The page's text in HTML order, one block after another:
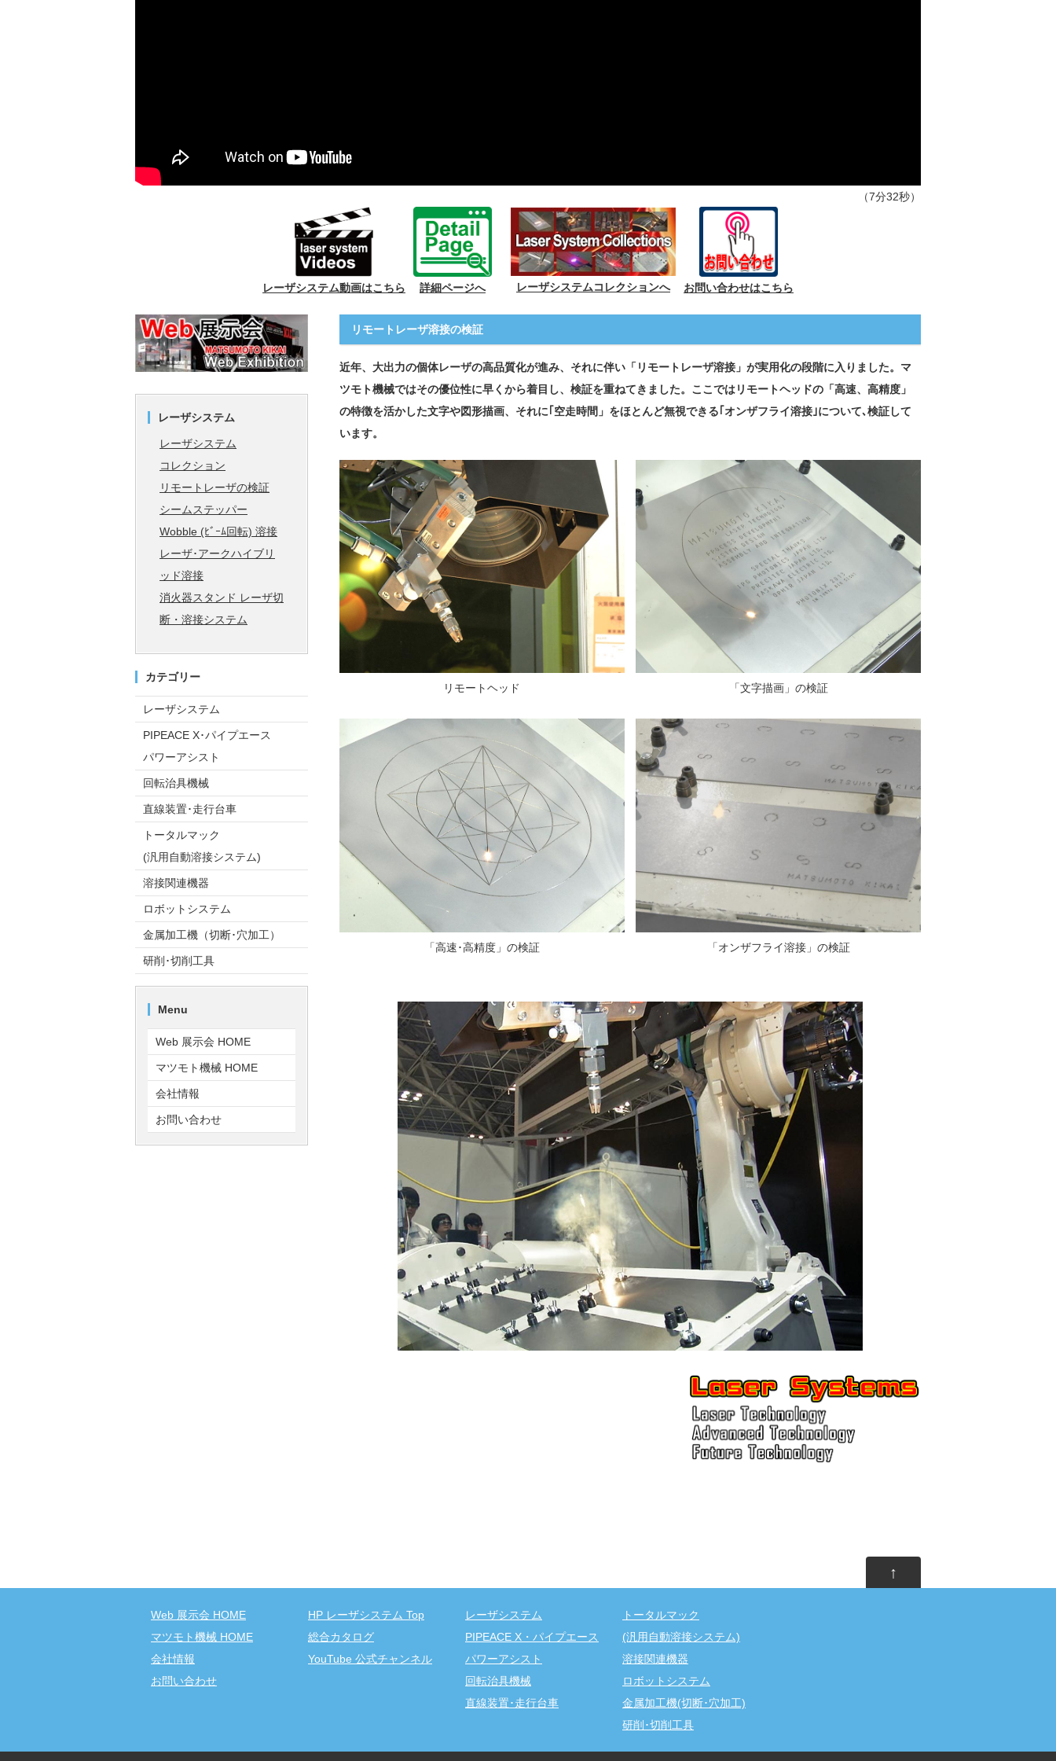
（7分32秒）
レーザシステム動画はこちら 詳細ページへ レーザシステムコレクションへ お問い合わせはこちら
リモートレーザ溶接の検証
近年、大出力の個体レーザの高品質化が進み、それに伴い「リモートレーザ溶接」が実用化の段階に入りました。マ
ツモト機械ではその優位性に早くから着目し、検証を重ねてきました。ここではリモートヘッドの「高速、高精度」
の特徴を活かした文字や図形描画、それに｢空走時間」をほとんど無視できる｢オンザフライ溶接｣について､検証して
います。
リモートヘッド
「高速･高精度」の検証
「文字描画」の検証
「オンザフライ溶接」の検証
レーザシステム
レーザシステム
コレクション
リモートレーザの検証
シームステッパー
Wobble (ﾋﾞｰﾑ回転) 溶接
レーザ･アークハイブリ
ッド溶接
消火器スタンド レーザ切
断・溶接システム
カテゴリー
レーザシステム
PIPEACE X･パイプエース
パワーアシスト
回転治具機械
直線装置･走行台車
トータルマック
(汎用自動溶接システム)
溶接関連機器
ロボットシステム
金属加工機（切断･穴加工）
研削･切削工具
Menu
Web 展示会 HOME
マツモト機械 HOME
会社情報
お問い合わせ
↑
Web 展示会 HOME
マツモト機械 HOME
会社情報
お問い合わせ
HP レーザシステム Top
総合カタログ
YouTube 公式チャンネル
レーザシステム
PIPEACE X・パイプエース
パワーアシスト
回転治具機械
直線装置･走行台車
トータルマック
(汎用自動溶接システム)
溶接関連機器
ロボットシステム
金属加工機(切断･穴加工)
研削･切削工具